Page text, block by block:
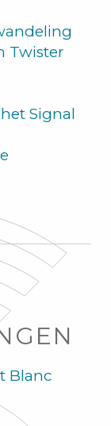
Twister
Signal
Blanc